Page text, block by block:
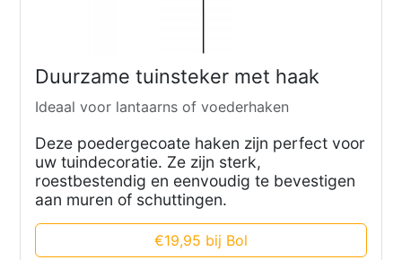
Duurzame tuinsteker met haak
Ideaal voor lantaarns of voederhaken
Deze poedergecoate haken zijn perfect voor
uw tuindecoratie. Ze zijn sterk,
roestbestendig en eenvoudig te bevestigen
aan muren of schuttingen.
€19,95 bij Bol